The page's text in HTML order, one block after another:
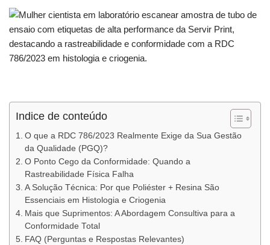
Indice de conteúdo
O que a RDC 786/2023 Realmente Exige da Sua Gestão
da Qualidade (PGQ)?
O Ponto Cego da Conformidade: Quando a
Rastreabilidade Física Falha
A Solução Técnica: Por que Poliéster + Resina São
Essenciais em Histologia e Criogenia
Mais que Suprimentos: A Abordagem Consultiva para a
Conformidade Total
FAQ (Perguntas e Respostas Relevantes)